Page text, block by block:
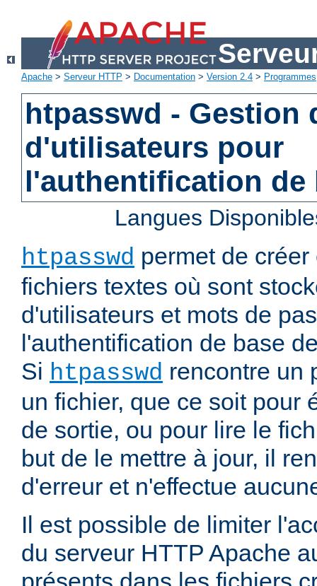
Apache > Serveur HTTP > Documentation > Version 2.4 > Programmes
htpasswd - Gestion
d'utilisateurs pour
l'authentification de
Langues
htpasswd permet de
fichiers textes où sont
d'utilisateurs et mots de
l'authentification de base
Si htpasswd rencontre un
un fichier, que ce soit pour
de sortie, ou pour lire le
but de le mettre à jour, il
d'erreur et n'effectue
Il est possible de limiter
du serveur HTTP Apache